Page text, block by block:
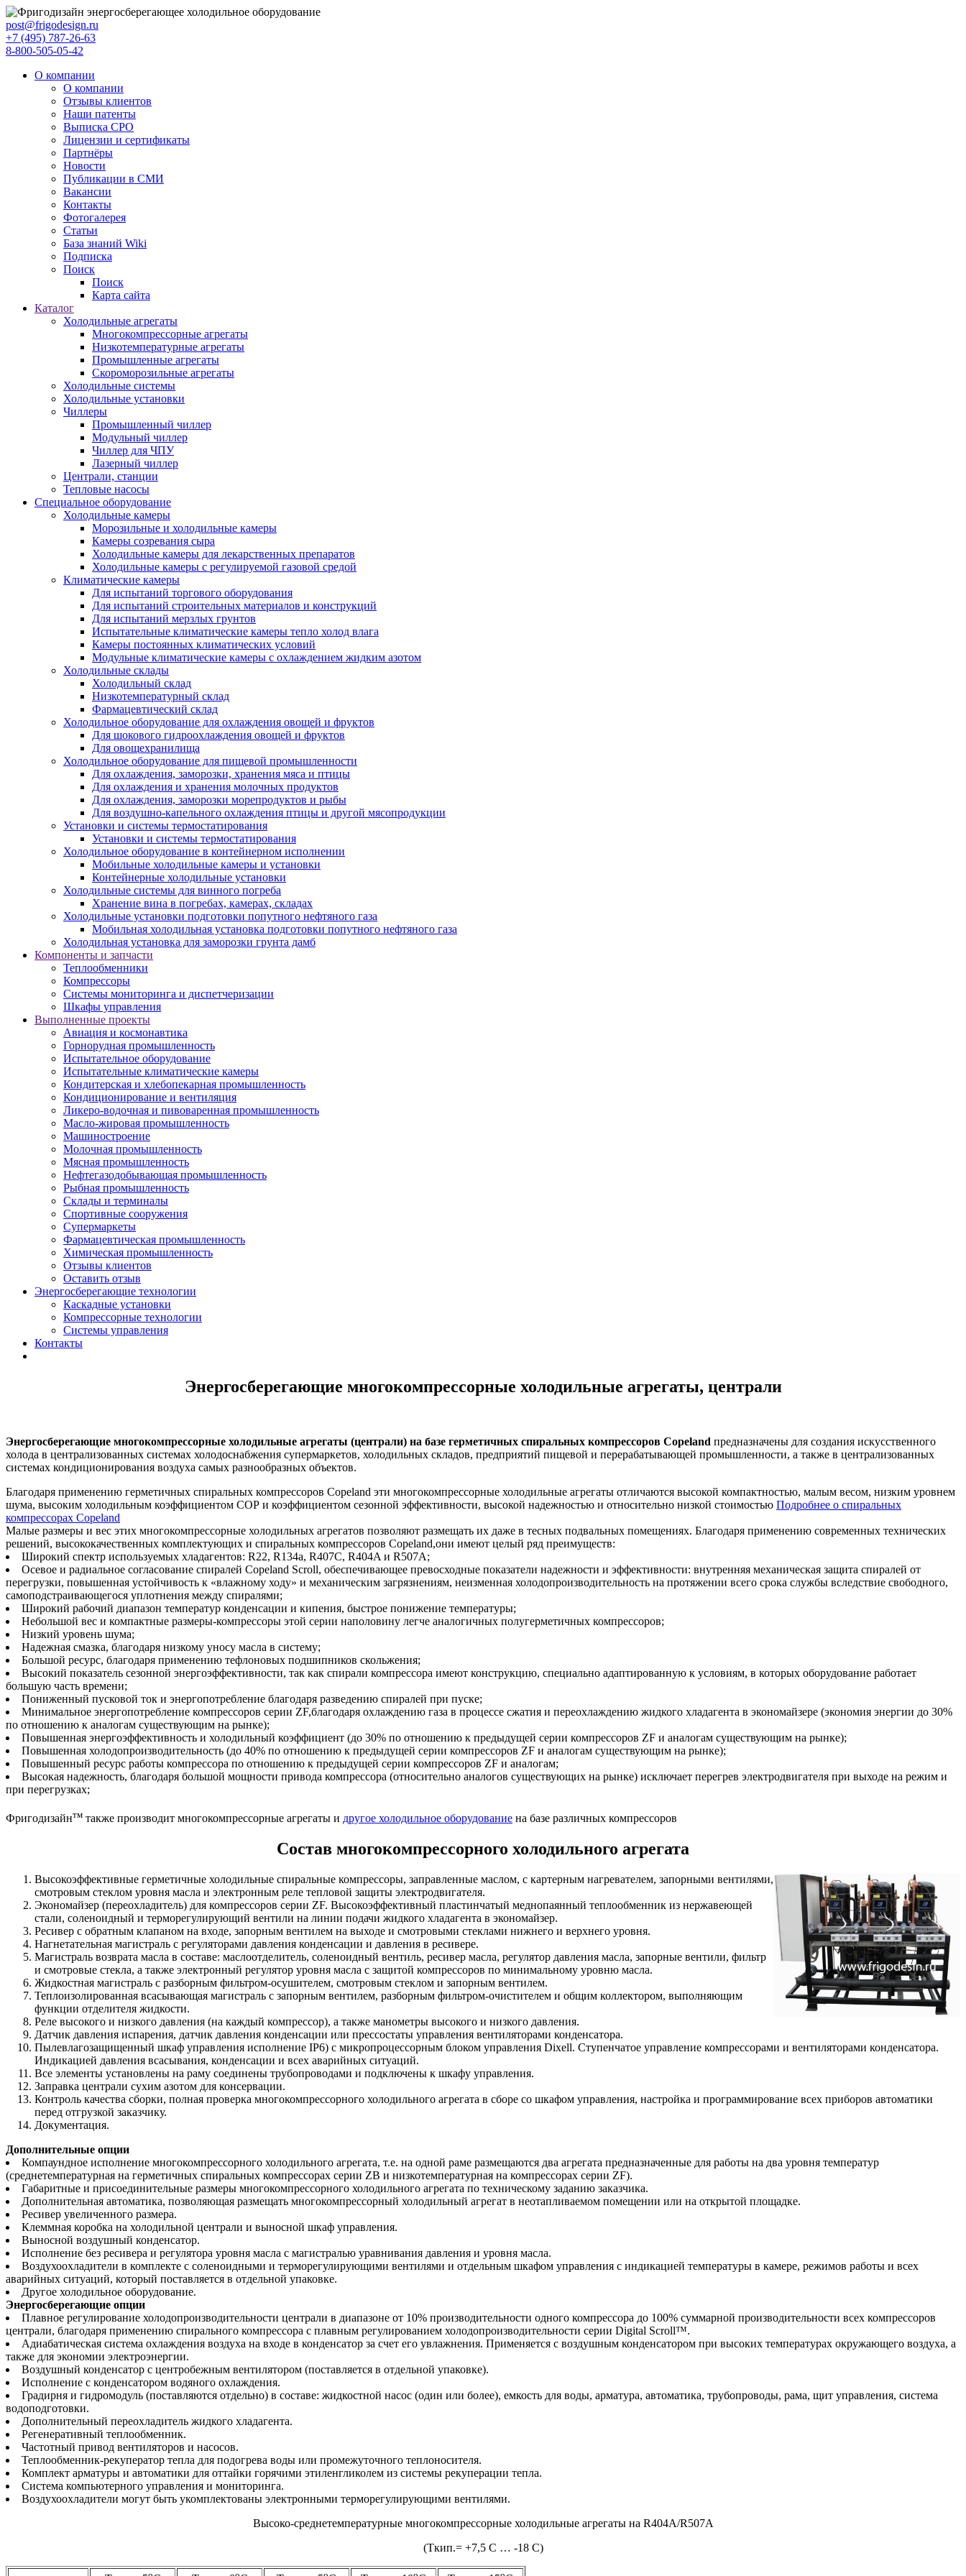
post@frigodesign.ru
+7 (495) 787-26-63
8-800-505-05-42
О компании
О компании
Отзывы клиентов
Наши патенты
Выписка СРО
Лицензии и сертификаты
Партнёры
Новости
Публикации в СМИ
Вакансии
Контакты
Фотогалерея
Статьи
База знаний Wiki
Подписка
Поиск
Поиск
Карта сайта
Каталог
Холодильные агрегаты
Многокомпрессорные агрегаты
Низкотемпературные агрегаты
Промышленные агрегаты
Скороморозильные агрегаты
Холодильные системы
Холодильные установки
Чиллеры
Промышленный чиллер
Модульный чиллер
Чиллер для ЧПУ
Лазерный чиллер
Централи, станции
Тепловые насосы
Специальное оборудование
Холодильные камеры
Морозильные и холодильные камеры
Камеры созревания сыра
Холодильные камеры для лекарственных препаратов
Холодильные камеры с регулируемой газовой средой
Климатические камеры
Для испытаний торгового оборудования
Для испытаний строительных материалов и конструкций
Для испытаний мерзлых грунтов
Испытательные климатические камеры тепло холод влага
Камеры постоянных климатических условий
Модульные климатические камеры с охлаждением жидким азотом
Холодильные склады
Холодильный склад
Низкотемпературный склад
Фармацевтический склад
Холодильное оборудование для охлаждения овощей и фруктов
Для шокового гидроохлаждения овощей и фруктов
Для овощехранилища
Холодильное оборудование для пищевой промышленности
Для охлаждения, заморозки, хранения мяса и птицы
Для охлаждения и хранения молочных продуктов
Для охлаждения, заморозки морепродуктов и рыбы
Для воздушно-капельного охлаждения птицы и другой мясопродукции
Установки и системы термостатирования
Установки и системы термостатирования
Холодильное оборудование в контейнерном исполнении
Мобильные холодильные камеры и установки
Контейнерные холодильные установки
Холодильные системы для винного погреба
Хранение вина в погребах, камерах, складах
Холодильные установки подготовки попутного нефтяного газа
Мобильная холодильная установка подготовки попутного нефтяного газа
Холодильная установка для заморозки грунта дамб
Компоненты и запчасти
Теплообменники
Компрессоры
Системы мониторинга и диспетчеризации
Шкафы управления
Выполненные проекты
Авиация и космонавтика
Горнорудная промышленность
Испытательное оборудование
Испытательные климатические камеры
Кондитерская и хлебопекарная промышленность
Кондиционирование и вентиляция
Ликеро-водочная и пивоваренная промышленность
Масло-жировая промышленность
Машиностроение
Молочная промышленность
Мясная промышленность
Нефтегазодобывающая промышленность
Рыбная промышленность
Склады и терминалы
Спортивные сооружения
Супермаркеты
Фармацевтическая промышленность
Химическая промышленность
Отзывы клиентов
Оставить отзыв
Энергосберегающие технологии
Каскадные установки
Компрессорные технологии
Системы управления
Контакты
Энергосберегающие многокомпрессорные холодильные агрегаты, централи
Энергосберегающие многокомпрессорные холодильные агрегаты (централи) на базе герметичных спиральных компрессоров Copeland предназначены для создания искусственного
холода в централизованных системах холодоснабжения супермаркетов, холодильных складов, предприятий пищевой и перерабатывающей промышленности, а также в централизованных
системах кондиционирования воздуха самых разнообразных объектов.
Благодаря применению герметичных спиральных компрессоров Copeland эти многокомпрессорные холодильные агрегаты отличаются высокой компактностью, малым весом, низким уровнем
шума, высоким холодильным коэффициентом СОР и коэффициентом сезонной эффективности, высокой надежностью и относительно низкой стоимостью Подробнее о спиральных
компрессорах Copeland
Малые размеры и вес этих многокомпрессорные холодильных агрегатов позволяют размещать их даже в тесных подвальных помещениях. Благодаря применению современных технических
решений, высококачественных комплектующих и спиральных компрессоров Copeland,они имеют целый ряд преимуществ:
Широкий спектр используемых хладагентов: R22, R134а, R407C, R404A и R507A;
Осевое и радиальное согласование спиралей Copeland Scroll, обеспечивающее превосходные показатели надежности и эффективности: внутренняя механическая защита спиралей от
перегрузки, повышенная устойчивость к «влажному ходу» и механическим загрязнениям, неизменная холодопроизводительность на протяжении всего срока службы вследствие свободного,
самоподстраивающегося уплотнения между спиралями;
Широкий рабочий диапазон температур конденсации и кипения, быстрое понижение температуры;
Небольшой вес и компактные размеры-компрессоры этой серии наполовину легче аналогичных полугерметичных компрессоров;
Низкий уровень шума;
Надежная смазка, благодаря низкому уносу масла в систему;
Большой ресурс, благодаря применению тефлоновых подшипников скольжения;
Высокий показатель сезонной энергоэффективности, так как спирали компрессора имеют конструкцию, специально адаптированную к условиям, в которых оборудование работает
большую часть времени;
Пониженный пусковой ток и энергопотребление благодаря разведению спиралей при пуске;
Минимальное энергопотребление компрессоров серии ZF,благодаря охлаждению газа в процессе сжатия и переохлаждению жидкого хладагента в экономайзере (экономия энергии до 30%
по отношению к аналогам существующим на рынке);
Повышенная энергоэффективность и холодильный коэффициент (до 30% по отношению к предыдущей серии компрессоров ZF и аналогам существующим на рынке);
Повышенная холодопроизводительность (до 40% по отношению к предыдущей серии компрессоров ZF и аналогам существующим на рынке);
Повышенный ресурс работы компрессора по отношению к предыдущей серии компрессоров ZF и аналогам;
Высокая надежность, благодаря большой мощности привода компрессора (относительно аналогов существующих на рынке) исключает перегрев электродвигателя при выходе на режим и
при перегрузках;
Фригодизайнтм также производит многокомпрессорные агрегаты и другое холодильное оборудование на базе различных компрессоров
Состав многокомпрессорного холодильного агрегата
Высокоэффективные герметичные холодильные спиральные компрессоры, заправленные маслом, с картерным нагревателем, запорными вентилями,
смотровым стеклом уровня масла и электронным реле тепловой защиты электродвигателя.
Экономайзер (переохладитель) для компрессоров серии ZF. Высокоэффективный пластинчатый меднопаянный теплообменник из нержавеющей
стали, cоленоидный и терморегулирующий вентили на линии подачи жидкого хладагента в экономайзер.
Ресивер с обратным клапаном на входе, запорным вентилем на выходе и смотровыми стеклами нижнего и верхнего уровня.
Нагнетательная магистраль с регуляторами давления конденсации и давления в ресивере.
Магистраль возврата масла в составе: маслоотделитель, соленоидный вентиль, ресивер масла, регулятор давления масла, запорные вентили, фильтр
и смотровые стекла, а также электронный регулятор уровня масла с защитой компрессоров по минимальному уровню масла.
Жидкостная магистраль с разборным фильтром-осушителем, смотровым стеклом и запорным вентилем.
Теплоизолированная всасывающая магистраль с запорным вентилем, разборным фильтром-очистителем и общим коллектором, выполняющим
функции отделителя жидкости.
Реле высокого и низкого давления (на каждый компрессор), а также манометры высокого и низкого давления.
Датчик давления испарения, датчик давления конденсации или прессостаты управления вентиляторами конденсатора.
Пылевлагозащищенный шкаф управления исполнение IP6) с микропроцессорным блоком управления Dixell. Ступенчатое управление компрессорами и вентиляторами конденсатора.
Индикацией давления всасывания, конденсации и всех аварийных ситуаций.
Все элементы установлены на раму соединены трубопроводами и подключены к шкафу управления.
Заправка централи сухим азотом для консервации.
Контроль качества сборки, полная проверка многокомпрессорного холодильного агрегата в сборе со шкафом управления, настройка и программирование всех приборов автоматики
перед отгрузкой заказчику.
Документация.
Дополнительные опции
Компаундное исполнение многокомпрессорного холодильного агрегата, т.е. на одной раме размещаются два агрегата предназначенные для работы на два уровня температур
(среднетемпературная на герметичных спиральных компрессорах серии ZB и низкотемпературная на компрессорах серии ZF).
Габаритные и присоединительные размеры многокомпрессорного холодильного агрегата по техническому заданию заказчика.
Дополнительная автоматика, позволяющая размещать многокомпрессорный холодильный агрегат в неотапливаемом помещении или на открытой площадке.
Ресивер увеличенного размера.
Клеммная коробка на холодильной централи и выносной шкаф управления.
Выносной воздушный конденсатор.
Исполнение без ресивера и регулятора уровня масла с магистралью уравнивания давления и уровня масла.
Воздухоохладители в комплекте с соленоидными и терморегулирующими вентилями и отдельным шкафом управления с индикацией температуры в камере, режимов работы и всех
аварийных ситуаций, который поставляется в отдельной упаковке.
Другое холодильное оборудование.
Энергосберегающие опции
Плавное регулирование холодопроизводительности централи в диапазоне от 10% производительности одного компрессора до 100% суммарной производительности всех компрессоров
централи, благодаря применению спирального компрессора с плавным регулированием холодопроизводительности серии Digital Scroll™.
Адиабатическая система охлаждения воздуха на входе в конденсатор за счет его увлажнения. Применяется с воздушным конденсатором при высоких температурах окружающего воздуха, а
также для экономии электроэнергии.
Воздушный конденсатор с центробежным вентилятором (поставляется в отдельной упаковке).
Исполнение с конденсатором водяного охлаждения.
Градирня и гидромодуль (поставляются отдельно) в составе: жидкостной насос (один или более), емкость для воды, арматура, автоматика, трубопроводы, рама, щит управления, система
водоподготовки.
Дополнительный переохладитель жидкого хладагента.
Регенеративный теплообменник.
Частотный привод вентиляторов и насосов.
Теплообменник-рекуператор тепла для подогрева воды или промежуточного теплоносителя.
Комплект арматуры и автоматики для оттайки горячими этиленгликолем из системы рекуперации тепла.
Система компьютерного управления и мониторинга.
Воздухоохладители могут быть укомплектованы электронными терморегулирующими вентилями.
Высоко-среднетемпературные многокомпрессорные холодильные агрегаты на R404A/R507A
(Tкип.= +7,5 C … -18 C)